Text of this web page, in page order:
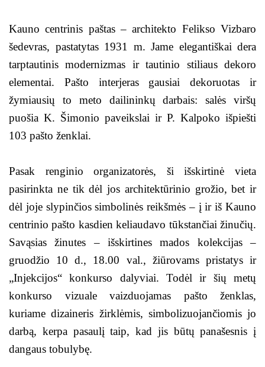
Kauno centrinis paštas – architekto Felikso Vizbaro
šedevras, pastatytas 1931 m. Jame elegantiškai dera
tarptautinis modernizmas ir tautinio stiliaus dekoro
elementai. Pašto interjeras gausiai dekoruotas ir
žymiausių to meto dailininkų darbais: salės viršų
puošia K. Šimonio paveikslai ir P. Kalpoko išpiešti
103 pašto ženklai.
Pasak renginio organizatorės, ši išskirtinė vieta
pasirinkta ne tik dėl jos architektūrinio grožio, bet ir
dėl joje slypinčios simbolinės reikšmės – į ir iš Kauno
centrinio pašto kasdien keliaudavo tūkstančiai žinučių.
Savąsias žinutes – išskirtines mados kolekcijas –
gruodžio 10 d., 18.00 val., žiūrovams pristatys ir
„Injekcijos“ konkurso dalyviai. Todėl ir šių metų
konkurso vizuale vaizduojamas pašto ženklas,
kuriame dizaineris žirklėmis, simbolizuojančiomis jo
darbą, kerpa pasaulį taip, kad jis būtų panašesnis į
dangaus tobulybę.